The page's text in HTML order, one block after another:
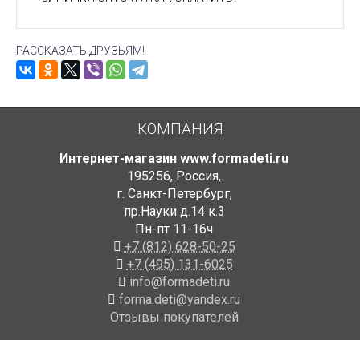
РАССКАЗАТЬ ДРУЗЬЯМ!
КОМПАНИЯ
Интернет-магазин www.formadeti.ru
195256, Россия,
г. Санкт-Петербург,
пр.Науки д.14 к.3
Пн-пт 11-16ч
+7 (812) 628-50-25
+7 (495) 131-6025
info@formadeti.ru
forma.deti@yandex.ru
Отзывы покупателей